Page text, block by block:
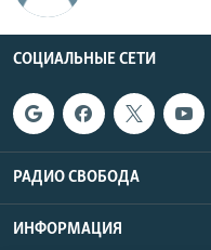
СОЦИАЛЬНЫЕ СЕТИ
РАДИО СВОБОДА
ИНФОРМАЦИЯ